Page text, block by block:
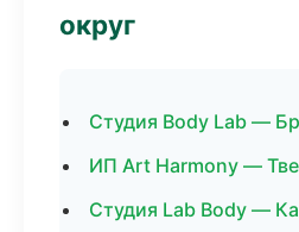
округ
Студия Body Lab —
ИП Art Harmony —
Студия Lab Body —